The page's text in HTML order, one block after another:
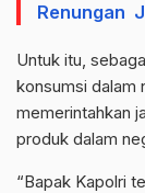
Renungan
Untuk itu,
konsumsi dalam
memerintahkan
produk dalam
“Bapak Kapolri